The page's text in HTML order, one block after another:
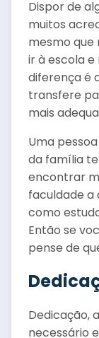
Dispor de
muitos
mesmo que
ir à escola e
diferença é
transfere
mais
Uma
da família
encontrar
faculdade a
como
Então se
pense de
Dedicação,
necessário